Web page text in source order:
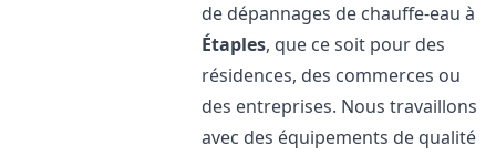
de dépannages de chauffe-eau à
Étaples, que ce soit pour des
résidences, des commerces ou
des entreprises. Nous travaillons
avec des équipements de qualité